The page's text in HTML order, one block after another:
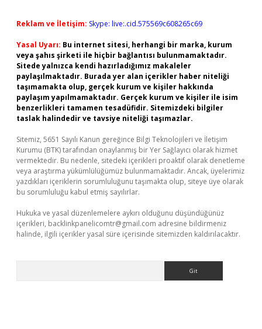
Reklam ve İletişim: Skype: live:.cid.575569c608265c69
Yasal Uyarı: Bu internet sitesi, herhangi bir marka, kurum
veya şahıs şirketi ile hiçbir bağlantısı bulunmamaktadır.
Sitede yalnızca kendi hazırladığımız makaleler
paylaşılmaktadır. Burada yer alan içerikler haber niteliği
taşımamakta olup, gerçek kurum ve kişiler hakkında
paylaşım yapılmamaktadır. Gerçek kurum ve kişiler ile isim
benzerlikleri tamamen tesadüfidir. Sitemizdeki bilgiler
taslak halindedir ve tavsiye niteliği taşımazlar.
Sitemiz, 5651 Sayılı Kanun gereğince Bilgi Teknolojileri ve İletişim
Kurumu (BTK) tarafından onaylanmış bir Yer Sağlayıcı olarak hizmet
vermektedir. Bu nedenle, sitedeki içerikleri proaktif olarak denetleme
veya araştırma yükümlülüğümüz bulunmamaktadır. Ancak, üyelerimiz
yazdıkları içeriklerin sorumluluğunu taşımakta olup, siteye üye olarak
bu sorumluluğu kabul etmiş sayılırlar.
Hukuka ve yasal düzenlemelere aykırı olduğunu düşündüğünüz
içerikleri, backlinkpanelicomtr@gmail.com adresine bildirmeniz
halinde, ilgili içerikler yasal süre içerisinde sitemizden kaldırılacaktır.